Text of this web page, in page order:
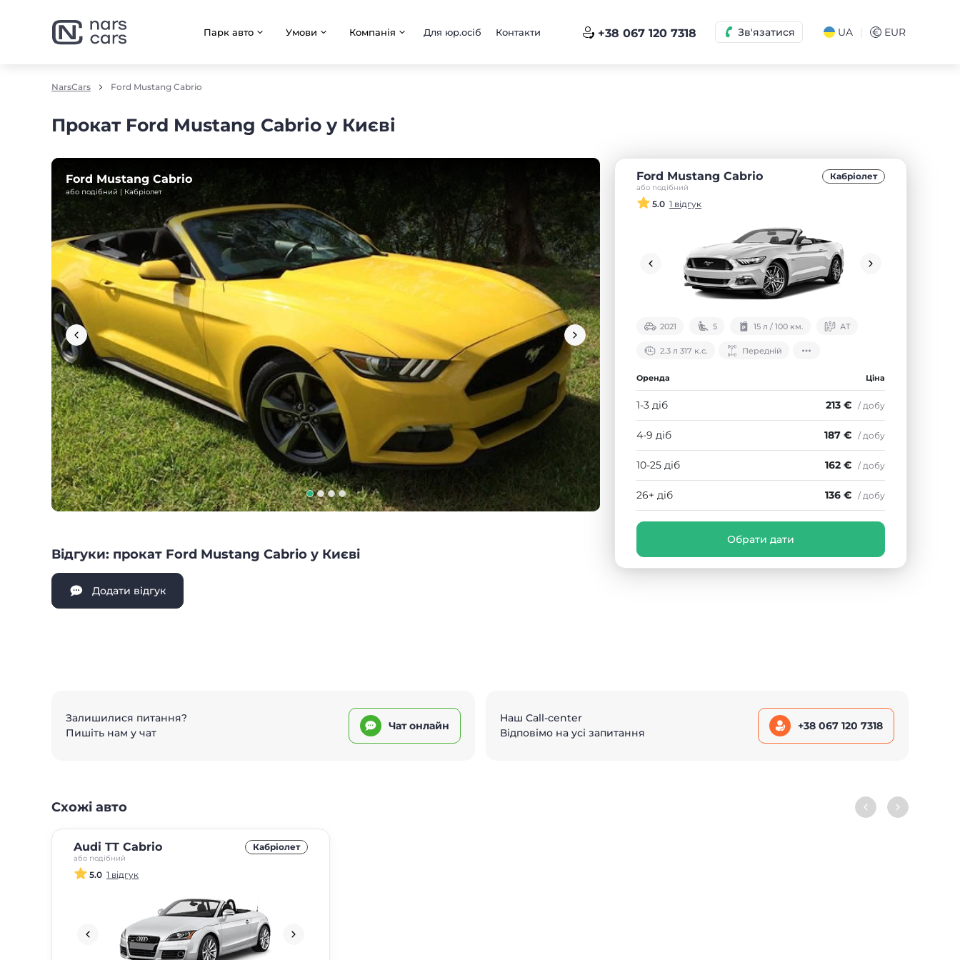
Парк авто Умови Компанія Для юр.осіб Контакти +38 067 120 7318 Зв'язатися UA € EUR
NarsCars Ford Mustang Cabrio
Прокат Ford Mustang Cabrio у Києві
Ford Mustang Cabrio
або подібний | Кабріолет
Відгуки: прокат Ford Mustang Cabrio у Києві
Додати відгук
Ford Mustang Cabrio
або подібний
Кабріолет
5.0 1 відгук
2021 5 15 л / 100 км. АТ
2.3 л 317 к.с. Передній
Оренда Ціна
1-3 діб 213 € / добу
4-9 діб 187 € / добу
10-25 діб 162 € / добу
26+ діб 136 € / добу
Обрати дати
Залишилися питання?
Пишіть нам у чат
Чат онлайн
Наш Call-center
Відповімо на усі запитання
+38 067 120 7318
Схожі авто
Audi TT Cabrio
або подібний
Кабріолет
5.0 1 відгук